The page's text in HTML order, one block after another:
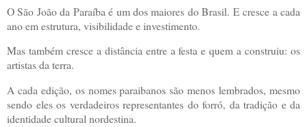
O São João da Paraíba é um dos maiores do Brasil. E cresce a cada
ano em estrutura, visibilidade e investimento.
Mas também cresce a distância entre a festa e quem a construiu: os
artistas da terra.
A cada edição, os nomes paraibanos são menos lembrados, mesmo
sendo eles os verdadeiros representantes do forró, da tradição e da
identidade cultural nordestina.